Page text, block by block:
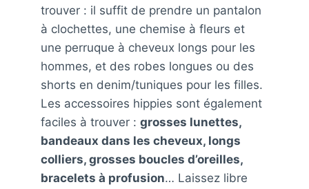
trouver : il suffit de prendre un pantalon
à clochettes, une chemise à fleurs et
une perruque à cheveux longs pour les
hommes, et des robes longues ou des
shorts en denim/tuniques pour les filles.
Les accessoires hippies sont également
faciles à trouver : grosses lunettes,
bandeaux dans les cheveux, longs
colliers, grosses boucles d’oreilles,
bracelets à profusion… Laissez libre